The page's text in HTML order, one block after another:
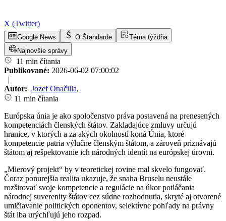
X (Twitter)
Google News O Štandarde
Téma týždňa
Najnovšie správy
11 min čítania
Publikované: 2026-06-02 07:00:02
|
Autor: Jozef Onačilla,
11 min čítania
Európska únia je ako spoločenstvo práva postavená na prenesených
kompetenciách členských štátov. Zakladajúce zmluvy určujú
hranice, v ktorých a za akých okolností koná Únia, ktoré
kompetencie patria výlučne členským štátom, a zároveň priznávajú
štátom aj rešpektovanie ich národných identít na európskej úrovni.
„Mierový projekt“ by v teoretickej rovine mal skvelo fungovať.
Čoraz ponurejšia realita ukazuje, že snaha Bruselu neustále
rozširovať svoje kompetencie a regulácie na úkor potláčania
národnej suverenity štátov cez súdne rozhodnutia, skryté aj otvorené
umlčiavanie politických oponentov, selektívne pohľady na právny
štát iba urýchľujú jeho rozpad.